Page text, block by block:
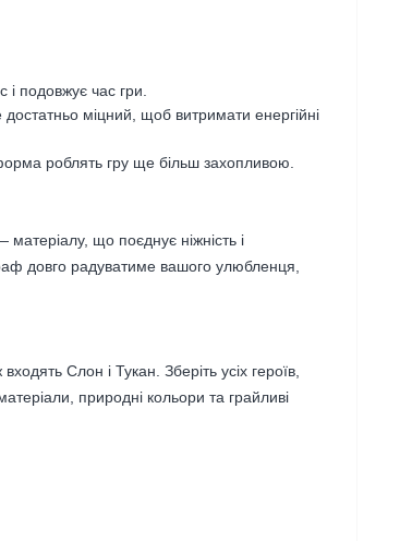
подовжує час гри.
міцний, щоб витримати енергійні
роблять гру ще більш захопливою.
що поєднує ніжність і
довго радуватиме вашого улюбленця,
Слон і Тукан. Зберіть усіх героїв,
природні кольори та грайливі